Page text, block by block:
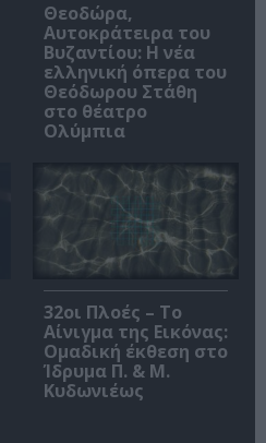
Θεοδώρα,
Αυτοκράτειρα του
Βυζαντίου: Η νέα
ελληνική όπερα του
Θεόδωρου Στάθη
στο θέατρο
Ολύμπια
32οι Πλοές – Το
Αίνιγμα της Εικόνας:
Ομαδική έκθεση στο
Ίδρυμα Π. & Μ.
Κυδωνιέως